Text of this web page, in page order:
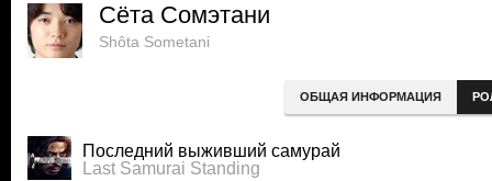
Сёта Сомэтани
Shôta Sometani
ОБЩАЯ ИНФОРМАЦИЯ
Последний выживший самурай
Last Samurai Standing